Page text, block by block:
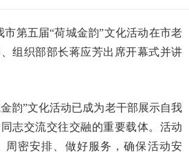
市第五届“荷城金韵”文化活动在市老
组织部部长蒋应芳出席开幕式并讲
韵”文化活动已成为老干部展示自我
志交流交往交融的重要载体。活动
周密安排、做好服务，确保活动安